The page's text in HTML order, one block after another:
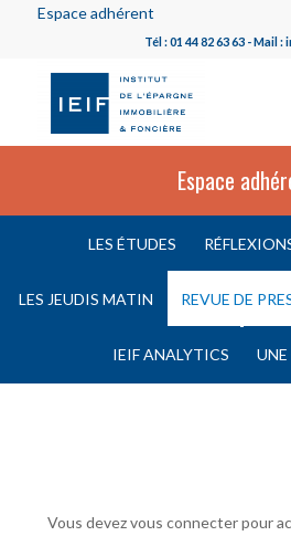
Espace adhérent
Tél : 01 44 82 63 63 - Mail
Espace
LES ÉTUDES
LES JEUDIS MATIN REVUE DE
IEIF ANALYTICS
Vous devez vous connecter pour